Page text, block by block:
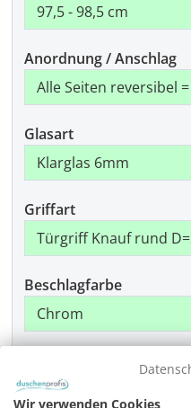
Anordnung / Anschlag
Glasart
Griffart
Beschlagfarbe
Wir verwenden Cookies